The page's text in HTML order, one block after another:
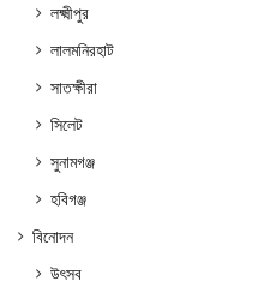
লক্ষ্মীপুর
লালমনিরহাট
সাতক্ষীরা
সিলেট
সুনামগঞ্জ
হবিগঞ্জ
বিনোদন
উৎসব